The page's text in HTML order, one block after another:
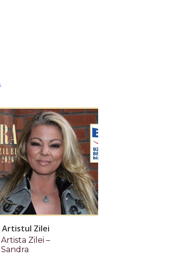
Artistul Zilei
Artista Zilei –
Sandra